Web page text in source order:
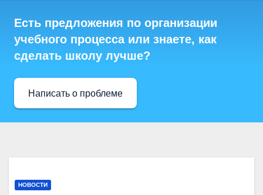
Есть предложения по организации
учебного процесса или знаете, как
сделать школу лучше?
Написать о проблеме
НОВОСТИ